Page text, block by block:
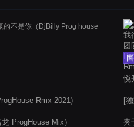
的不是你（DjBilly Prog house
Rmx 2021)
ProgHouse Mix）
悦
[
夹